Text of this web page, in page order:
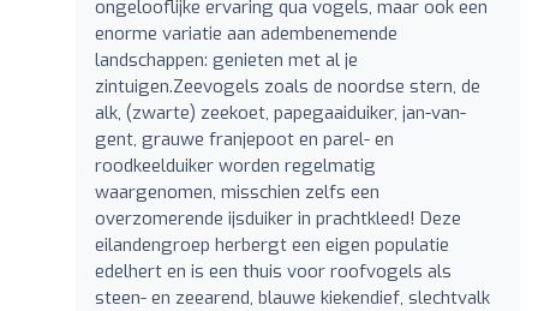
ongelooflijke ervaring qua vogels, maar ook een
enorme variatie aan adembenemende
landschappen: genieten met al je
zintuigen.Zeevogels zoals de noordse stern, de
alk, (zwarte) zeekoet, papegaaiduiker, jan-van-
gent, grauwe franjepoot en parel- en
roodkeelduiker worden regelmatig
waargenomen, misschien zelfs een
overzomerende ijsduiker in prachtkleed! Deze
eilandengroep herbergt een eigen populatie
edelhert en is een thuis voor roofvogels als
steen- en zeearend, blauwe kiekendief, slechtvalk